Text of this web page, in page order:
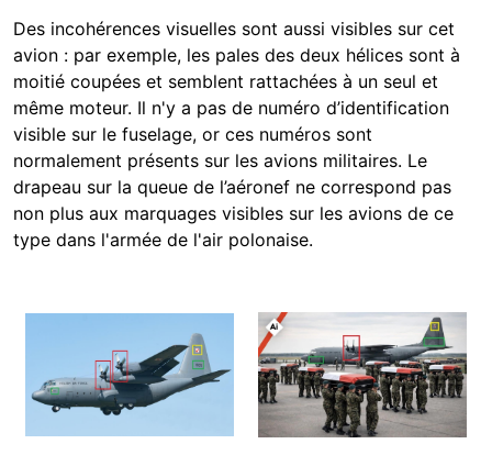
Des incohérences visuelles sont aussi visibles sur cet
avion : par exemple, les pales des deux hélices sont à
moitié coupées et semblent rattachées à un seul et
même moteur. Il n'y a pas de numéro d’identification
visible sur le fuselage, or ces numéros sont
normalement présents sur les avions militaires. Le
drapeau sur la queue de l’aéronef ne correspond pas
non plus aux marquages visibles sur les avions de ce
type dans l'armée de l'air polonaise.
Image